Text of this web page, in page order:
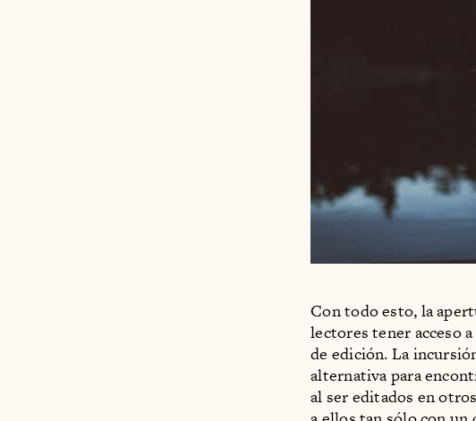
Con todo esto, la
lectores tener acceso
de edición. La
alternativa para
al ser editados en